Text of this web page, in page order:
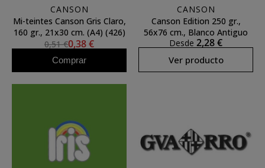
CANSON
Mi-teintes Canson Gris Claro,
160 gr., 21x30 cm. (A4) (426)
0,51 €0,38 €
Comprar
CANSON
Canson Edition 250 gr.,
56x76 cm., Blanco Antiguo
Desde 2,28 €
Ver producto